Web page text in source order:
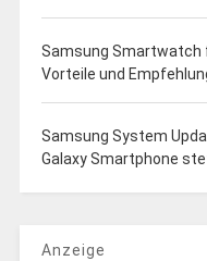
Samsung Smartwatch
Vorteile und
Samsung System
Galaxy Smartphone
Anzeige